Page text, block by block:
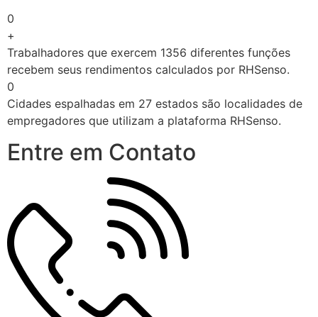
0
+
Trabalhadores que exercem 1356 diferentes funções
recebem seus rendimentos calculados por RHSenso.
0
Cidades espalhadas em 27 estados são localidades de
empregadores que utilizam a plataforma RHSenso.
Entre em Contato